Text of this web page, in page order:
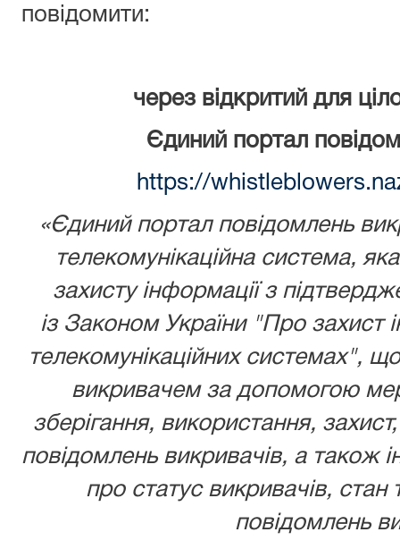
повідомити:
через відкритий для
Єдиний портал
https://
«Єдиний портал повідомлень
телекомунікаційна система,
захисту інформації з
із Законом України"Про захист
телекомунікаційних системах",
викривачем за допомогою
зберігання, використання,
повідомлень викривачів, а також
про статус викривачів, стан
повідомлень